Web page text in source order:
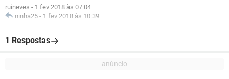
ruineves - 1 fev 2018 às 07:04
ninha25 - 1 fev 2018 às 10:39
1 Respostas